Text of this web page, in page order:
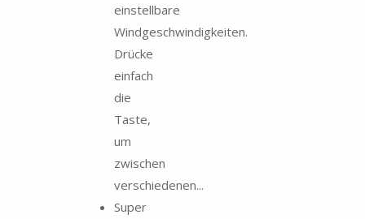
einstellbare
Windgeschwindigkeiten.
Drücke
einfach
die
Taste,
um
zwischen
verschiedenen...
Super